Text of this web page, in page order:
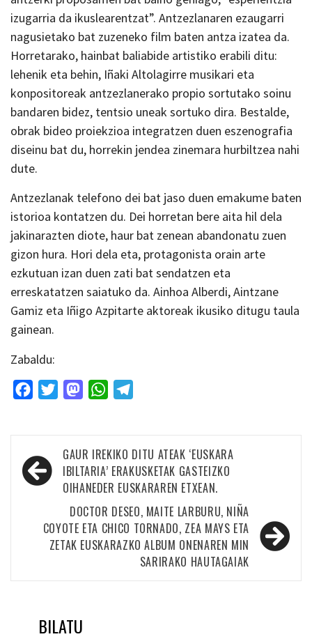
izugarria da ikuslearentzat”. Antzezlanaren ezaugarri
nagusietako bat zuzeneko film baten antza izatea da.
Horretarako, hainbat baliabide artistiko erabili ditu:
lehenik eta behin, Iñaki Altolagirre musikari eta
konpositoreak antzezlanerako propio sortutako soinu
bandaren bidez, tentsio uneak sortuko dira. Bestalde,
obrak bideo proiekzioa integratzen duen eszenografia
diseinu bat du, horrekin jendea zinemara hurbiltzea nahi
dute.
Antzezlanak telefono dei bat jaso duen emakume baten
istorioa kontatzen du. Dei horretan bere aita hil dela
jakinarazten diote, haur bat zenean abandonatu zuen
gizon hura. Hori dela eta, protagonista orain arte
ezkutuan izan duen zati bat sendatzen eta
erreskatatzen saiatuko da. Ainhoa Alberdi, Aintzane
Gamiz eta Iñigo Azpitarte aktoreak ikusiko ditugu taula
gainean.
Zabaldu:
FacebookTwitterMastodonWhatsApp
Bidalketetan
zehar
nabigatu
GAUR IREKIKO DITU ATEAK ‘EUSKARA
IBILTARIA’ ERAKUSKETAK GASTEIZKO
OIHANEDER EUSKARAREN ETXEAN.
DOCTOR DESEO, MAITE LARBURU, NIÑA
COYOTE ETA CHICO TORNADO, ZEA MAYS ETA
ZETAK EUSKARAZKO ALBUM ONENAREN MIN
SARIRAKO HAUTAGAIAK
BILATU